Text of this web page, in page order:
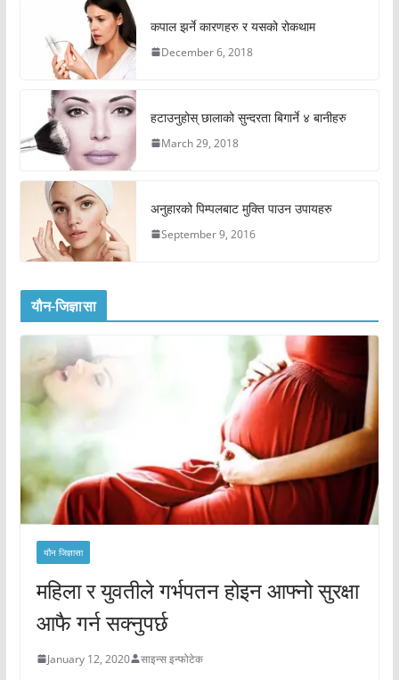
कपाल झर्ने कारणहरु र यसको रोकथाम
December 6, 2018
हटाउनुहोस् छालाको सुन्दरता बिगार्ने ४ बानीहरु
March 29, 2018
अनुहारको पिम्पलबाट मुक्ति पाउन उपायहरु
September 9, 2016
यौन-जिज्ञासा
यौन जिज्ञासा
महिला र युवतीले गर्भपतन होइन आफ्नो सुरक्षा
आफै गर्न सक्नुपर्छ
January 12, 2020 साइन्स इन्फोटेक